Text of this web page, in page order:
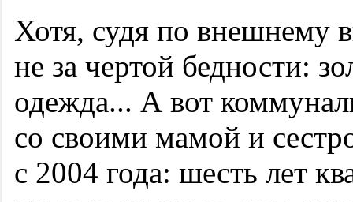
Хотя, судя по внешнему
не за чертой бедности:
одежда... А вот
со своими мамой и
с 2004 года: шесть лет